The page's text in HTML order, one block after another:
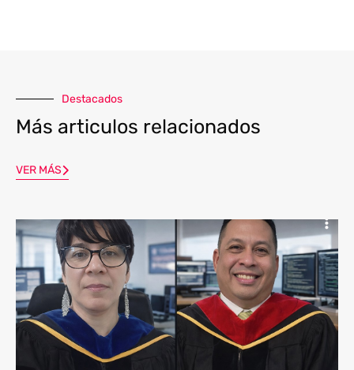
Destacados
Más articulos relacionados
VER MÁS